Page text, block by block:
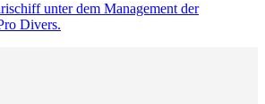
unter dem Management der
Divers.